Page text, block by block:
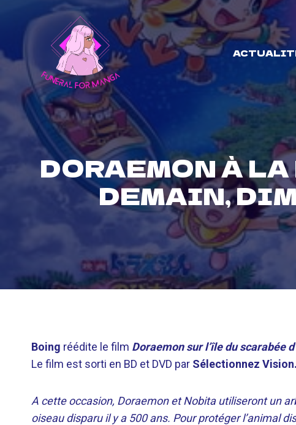
DORAEMON À LA
DEMAIN,
Boing réédite le film Doraemon sur l’île du scarabée
Le film est sorti en BD et DVD par Sélectionnez Vision.
A cette occasion, Doraemon et Nobita utiliseront un
oiseau disparu il y a 500 ans. Pour protéger l’animal